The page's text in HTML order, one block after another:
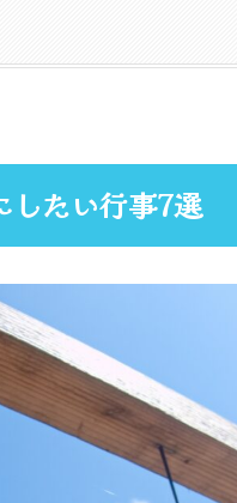
したい行事7選